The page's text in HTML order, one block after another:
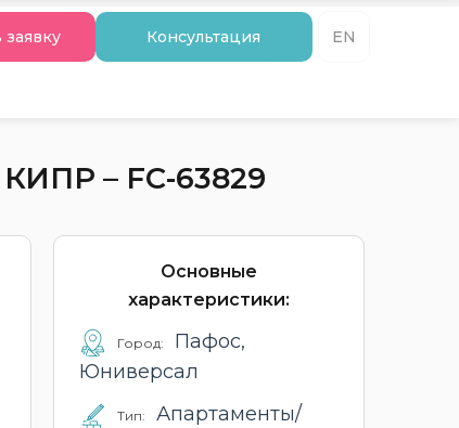
Консультация EN
– FC-63829
Основные
характеристики:
Город:
Пафос,
Юниверсал
Тип:
Апартаменты/